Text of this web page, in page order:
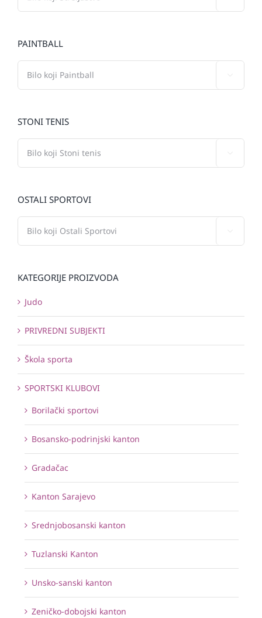
PAINTBALL
STONI TENIS
OSTALI SPORTOVI
KATEGORIJE PROIZVODA
Judo
PRIVREDNI SUBJEKTI
Škola sporta
SPORTSKI KLUBOVI
Borilački sportovi
Bosansko-podrinjski kanton
Gradačac
Kanton Sarajevo
Srednjobosanski kanton
Tuzlanski Kanton
Unsko-sanski kanton
Zeničko-dobojski kanton